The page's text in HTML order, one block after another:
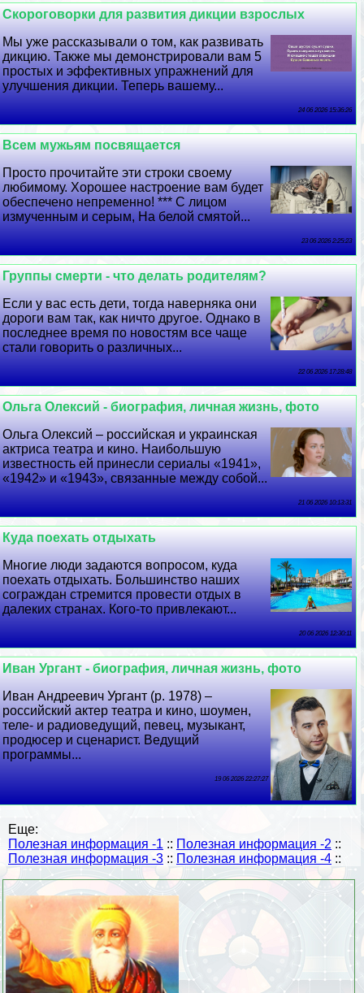
Скороговорки для развития дикции взрослых
Мы уже рассказывали о том, как развивать
дикцию. Также мы демонстрировали вам 5
простых и эффективных упражнений для
улучшения дикции. Теперь вашему...
24 06 2026 15:36:26
Всем мужьям посвящается
Просто прочитайте эти строки своему
любимому. Хорошее настроение вам будет
обеспечено непременно! *** С лицом
измученным и серым, На белой смятой...
23 06 2026 2:25:23
Группы cмepти - что делать родителям?
Если у вас есть дети, тогда наверняка они
дороги вам так, как ничто другое. Однако в
последнее время по новостям все чаще
стали говорить о различных...
22 06 2026 17:28:48
Ольга Олексий - биография, личная жизнь, фото
Ольга Олексий – российская и украинская
актриса театра и кино. Наибольшую
известность ей принесли сериалы «1941»,
«1942» и «1943», связанные между собой...
21 06 2026 10:13:31
Куда поехать отдыхать
Многие люди задаются вопросом, куда
поехать отдыхать. Большинство наших
сограждан стремится провести отдых в
далеких странах. Кого-то привлекают...
20 06 2026 12:30:11
Иван Ургант - биография, личная жизнь, фото
Иван Андреевич Ургант (р. 1978) –
российский актер театра и кино, шоумен,
теле- и радиоведущий, певец, музыкант,
продюсер и сценарист. Ведущий
программы...
19 06 2026 22:27:27
Еще:
Полезная информация -1 :: Полезная информация -2 ::
Полезная информация -3 :: Полезная информация -4 ::